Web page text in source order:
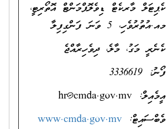
ކެޕިޓަލް މާރކެޓް ޑިވެލޮޕްމަންޓް އޮތޯރިޓީ،
މއ.އުތުރުވެހި، 5 ވަނަ ފަންގިފިލާ
ކެނެރީ މަގު، މާލެ، ދިވެހިރާއްޖެ
ފޯނު: 3336619
އީމެއިލް: hr@cmda.gov.mv
ވެބްސައިޓް: www.cmda.gov.mv